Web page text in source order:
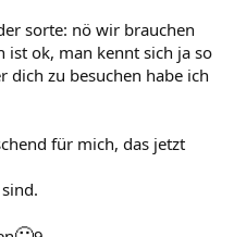
sorte: nö wir brauchen
ist ok, man kennt sich ja so
dich zu besuchen habe ich
für mich, das jetzt